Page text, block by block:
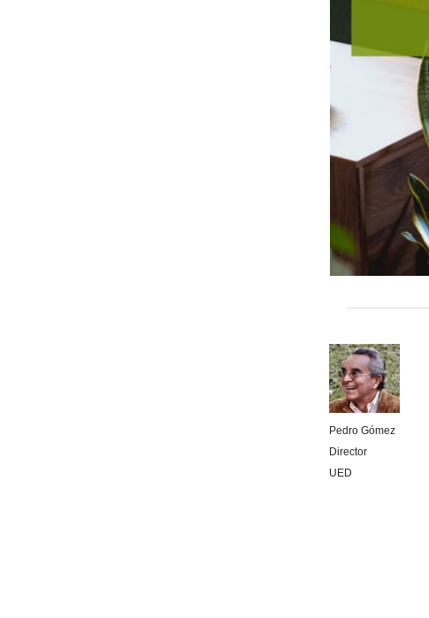
Pedro Gómez
Director
UED